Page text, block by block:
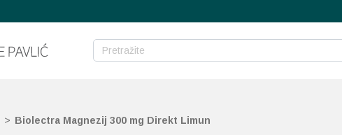
> Biolectra Magnezij 300 mg Direkt Limun